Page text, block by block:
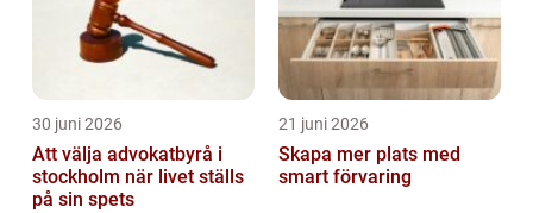
30 juni 2026
Att välja advokatbyrå i
stockholm när livet ställs
på sin spets
21 juni 2026
Skapa mer plats med
smart förvaring